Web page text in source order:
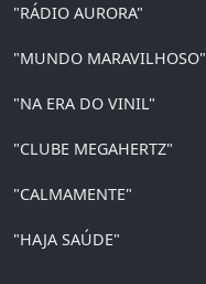
"RÁDIO AURORA"
"MUNDO MARAVILHOSO"
"NA ERA DO VINIL"
"CLUBE MEGAHERTZ"
"CALMAMENTE"
"HAJA SAÚDE"